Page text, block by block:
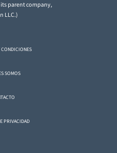
parent company,
LLC.)
SOMOS
PRIVACIDAD